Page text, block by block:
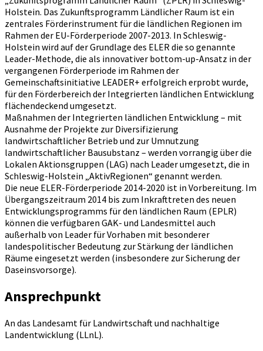
Holstein. Das Zukunftsprogramm Ländlicher Raum ist ein
zentrales Förderinstrument für die ländlichen Regionen im
Rahmen der EU-Förderperiode 2007-2013. In Schleswig-
Holstein wird auf der Grundlage des ELER die so genannte
Leader-Methode, die als innovativer bottom-up-Ansatz in der
vergangenen Förderperiode im Rahmen der
Gemeinschaftsinitiative LEADER+ erfolgreich erprobt wurde,
für den Förderbereich der Integrierten ländlichen Entwicklung
flächendeckend umgesetzt.
Maßnahmen der Integrierten ländlichen Entwicklung – mit
Ausnahme der Projekte zur Diversifizierung
landwirtschaftlicher Betrieb und zur Umnutzung
landwirtschaftlicher Bausubstanz – werden vorrangig über die
Lokalen Aktionsgruppen (LAG) nach Leader umgesetzt, die in
Schleswig-Holstein „AktivRegionen“ genannt werden.
Die neue ELER-Förderperiode 2014-2020 ist in Vorbereitung. Im
Übergangszeitraum 2014 bis zum Inkrafttreten des neuen
Entwicklungsprogramms für den ländlichen Raum (EPLR)
können die verfügbaren GAK- und Landesmittel auch
außerhalb von Leader für Vorhaben mit besonderer
landespolitischer Bedeutung zur Stärkung der ländlichen
Räume eingesetzt werden (insbesondere zur Sicherung der
Daseinsvorsorge).
Ansprechpunkt
An das Landesamt für Landwirtschaft und nachhaltige
Landentwicklung (LLnL).